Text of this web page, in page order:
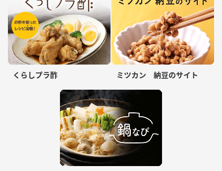
くらしプラ酢 ミツカン 納豆のサイト